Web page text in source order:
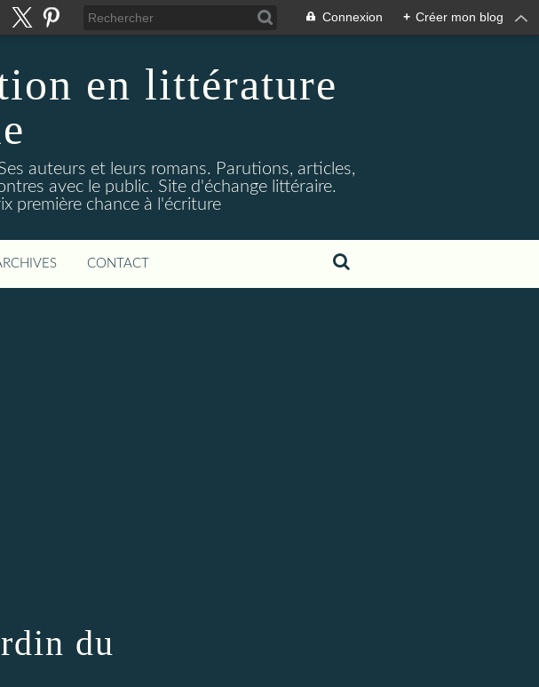
Connexion + Créer mon blog
en littérature
auteurs et leurs romans. Parutions, articles,
avec le public. Site d'échange littéraire.
première chance à l'écriture
CONTACT
du